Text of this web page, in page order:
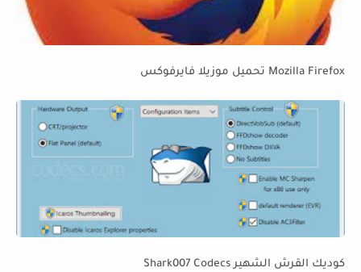
Mozilla Firefox تحميل موزيلا فايرفوكس
كوديك القرش الشهير Shark007 Codecs